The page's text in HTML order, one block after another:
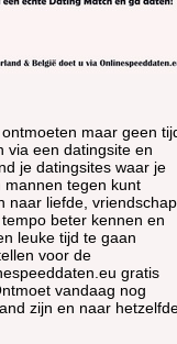
maar geen
via een datingsite en
je datingsites waar je
mannen tegen kunt
naar liefde, vriendschap
beter kennen en
leuke tijd te gaan
voor de
gratis
vandaag nog
zijn en naar